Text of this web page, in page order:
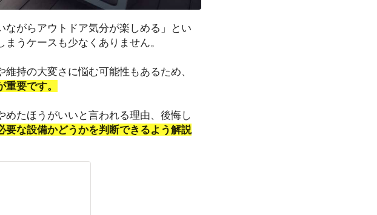
がらアウトドア気分が楽しめる」とい
うケースも少なくありません。
持の大変さに悩む可能性もあるため、
要です。
たほうがいいと言われる理由、後悔し
要な設備かどうかを判断できるよう解説